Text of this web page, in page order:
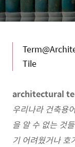
Tile
architectural
우리나라 건축용
을 알 수 없는 것
기 어려웠거나 호